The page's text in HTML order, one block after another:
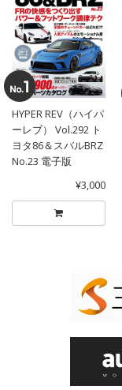
HYPER REV（ハイパ
ーレブ） Vol.292 ト
ヨタ86＆スバルBRZ
No.23 電子版
¥3,000